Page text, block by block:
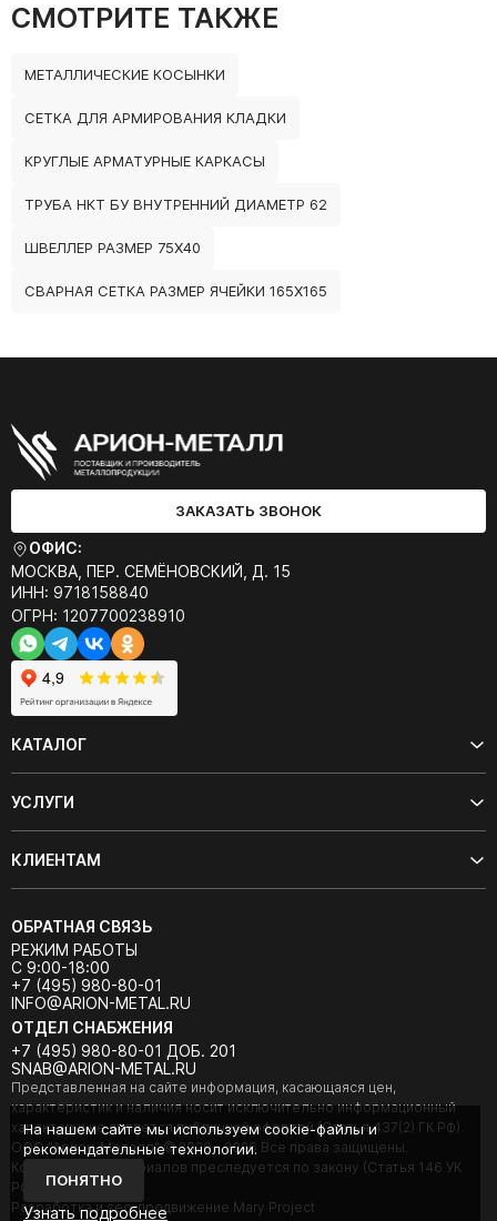
СМОТРИТЕ ТАКЖЕ
МЕТАЛЛИЧЕСКИЕ КОСЫНКИ
СЕТКА ДЛЯ АРМИРОВАНИЯ КЛАДКИ
КРУГЛЫЕ АРМАТУРНЫЕ КАРКАСЫ
ТРУБА НКТ БУ ВНУТРЕННИЙ ДИАМЕТР 62
ШВЕЛЛЕР РАЗМЕР 75Х40
СВАРНАЯ СЕТКА РАЗМЕР ЯЧЕЙКИ 165Х165
ЗАКАЗАТЬ ЗВОНОК
ОФИС:
МОСКВА, ПЕР. СЕМЁНОВСКИЙ, Д. 15
ИНН: 9718158840
ОГРН: 1207700238910
КАТАЛОГ
УСЛУГИ
КЛИЕНТАМ
ОБРАТНАЯ СВЯЗЬ
РЕЖИМ РАБОТЫ
С 9:00-18:00
+7 (495) 980-80-01
INFO@ARION-METAL.RU
ОТДЕЛ СНАБЖЕНИЯ
+7 (495) 980-80-01 ДОБ. 201
SNAB@ARION-METAL.RU
Представленная на сайте информация, касающаяся цен,
характеристик и наличия носит исключительно информационный
характер и не является публичной офертой (Статья 437(2) ГК РФ).
ООО "Арион-Металл" © 2020 - 2026 Все права защищены.
Копирование материалов преследуется по закону (Статья 146 УК
РФ).
Разработка и seo-продвижение Mary Project
На нашем сайте мы используем cookie-файлы и
рекомендательные технологии.
ПОНЯТНО
Узнать подробнее